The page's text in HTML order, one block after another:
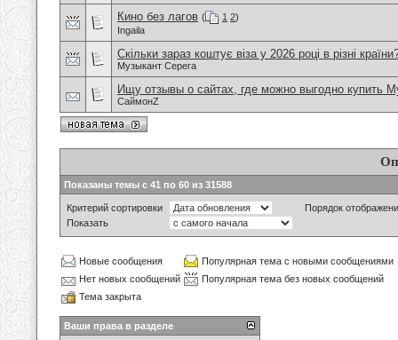
Кино без лагов ( 1 2)
Ingaila
Скільки зараз коштує віза у 2026 році в різні
Музыкант Серега
Ищу отзывы о сайтах, где можно выгодно купить
СаймонZ
Показаны темы с 41 по 60 из 31588
Критерий сортировки
Порядок
Показать
Новые сообщения
Популярная тема с новыми сообщениями
Нет новых сообщений
Популярная тема без новых сообщений
Тема закрыта
Ваши права в разделе